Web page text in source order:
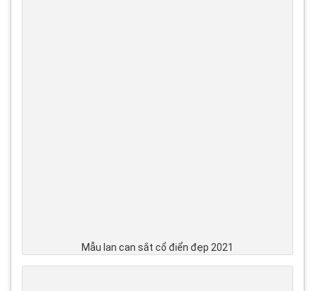
Mẫu lan can sắt cổ điển đẹp 2021